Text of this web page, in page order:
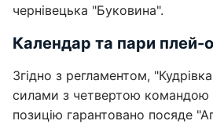
чернівецька "Буковина".
Календар та пари плей-
Згідно з регламентом,
силами з четвертою командою
позицію гарантовано посяде